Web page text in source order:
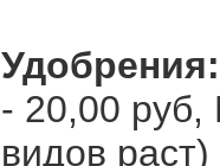
Удобрения:
- 20,00 руб,
видов